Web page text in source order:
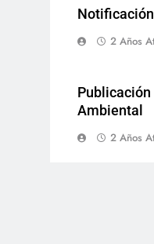
2 Años
Ambiental
2 Años